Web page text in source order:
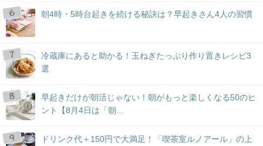
朝4時・5時台起きを続ける秘訣は？早起きさん4人の習慣
冷蔵庫にあると助かる！玉ねぎたっぷり作り置きレシピ3
選
早起きだけが朝活じゃない！朝がもっと楽しくなる50のヒ
ント【8月4日は「朝...
ドリンク代＋150円で大満足！「喫茶室ルノアール」の上